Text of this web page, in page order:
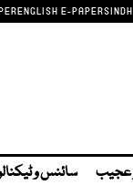
ENGLISH E-PAPER
عجیب سائنس و